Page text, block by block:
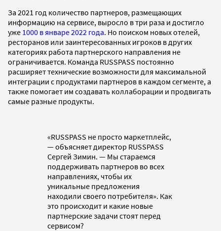
За 2021 год количество партнеров, размещающих
информацию на сервисе, выросло в три раза и достигло
уже 1000 в январе 2022 года. Но поиском новых отелей,
ресторанов или заинтересованных игроков в других
категориях работа партнерского направления не
ограничивается. Команда RUSSPASS постоянно
расширяет технические возможности для максимальной
интеграции с продуктами партнеров в каждом сегменте, а
также помогает им создавать коллаборации и продвигать
самые разные продукты.
«RUSSPASS не просто маркетплейс,
— объясняет директор RUSSPASS
Сергей Зимин. — Мы стараемся
поддерживать партнеров во всех
направлениях, чтобы их
уникальные предложения
находили своего потребителя». Как
это происходит и какие новые
партнерские задачи стоят перед
сервисом?